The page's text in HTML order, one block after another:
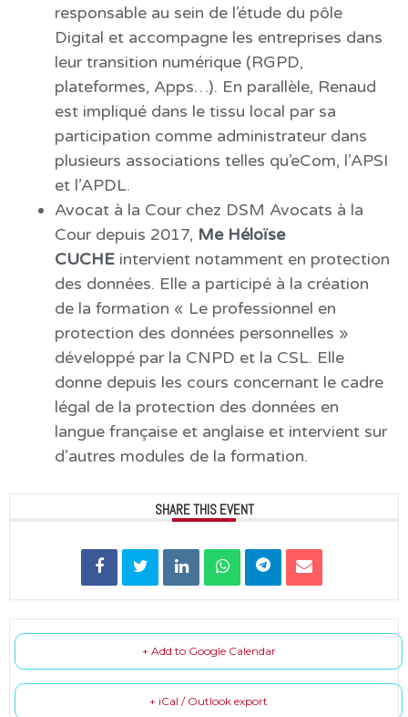
responsable au sein de l’étude du pôle
Digital et accompagne les entreprises dans
leur transition numérique (RGPD,
plateformes, Apps…). En parallèle, Renaud
est impliqué dans le tissu local par sa
participation comme administrateur dans
plusieurs associations telles qu’eCom, l’APSI
et l’APDL.
Avocat à la Cour chez DSM Avocats à la
Cour depuis 2017, Me Héloïse
CUCHE intervient notamment en protection
des données. Elle a participé à la création
de la formation « Le professionnel en
protection des données personnelles »
développé par la CNPD et la CSL. Elle
donne depuis les cours concernant le cadre
légal de la protection des données en
langue française et anglaise et intervient sur
d’autres modules de la formation.
SHARE THIS EVENT
+ Add to Google Calendar
+ iCal / Outlook export